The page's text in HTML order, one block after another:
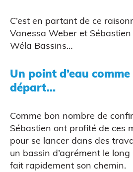
CAO
C’est en partant de ce
Vanessa Weber et
Wéla Bassins…
Un point d’eau
départ…
Comme bon nombre de
Sébastien ont profité de ces
pour se lancer dans des
un bassin d’agrément le
fait rapidement son chemin.